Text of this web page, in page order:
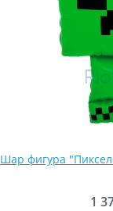
Шар фигура
1